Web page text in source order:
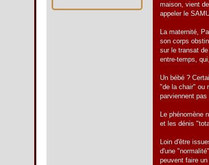
maison, vient
appeler le
La maternité,
son corps
sur le transat
entre-temps,
Un bébé ?
"de la chair" ou
parviennent
Le phénomène
et les dénis
Loin d'être
d'une
peuvent faire